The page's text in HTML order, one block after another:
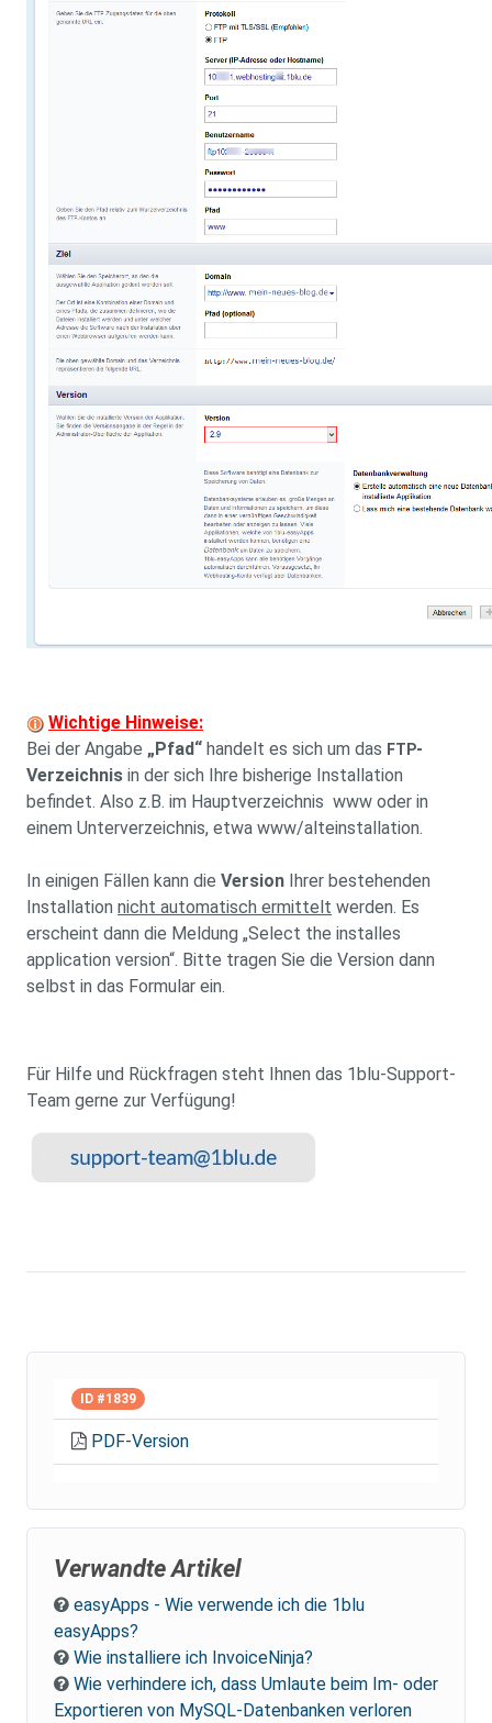
Wichtige Hinweise:
Bei der Angabe „Pfad“ handelt es sich um das FTP-
Verzeichnis in der sich Ihre bisherige Installation
befindet. Also z.B. im Hauptverzeichnis www oder in
einem Unterverzeichnis, etwa www/alteinstallation.
In einigen Fällen kann die Version Ihrer bestehenden
Installation nicht automatisch ermittelt werden. Es
erscheint dann die Meldung „Select the installes
application version“. Bitte tragen Sie die Version dann
selbst in das Formular ein.
Für Hilfe und Rückfragen steht Ihnen das 1blu-Support-
Team gerne zur Verfügung!
ID #1839
PDF-Version
Verwandte Artikel
easyApps - Wie verwende ich die 1blu
easyApps?
Wie installiere ich InvoiceNinja?
Wie verhindere ich, dass Umlaute beim Im- oder
Exportieren von MySQL-Datenbanken verloren